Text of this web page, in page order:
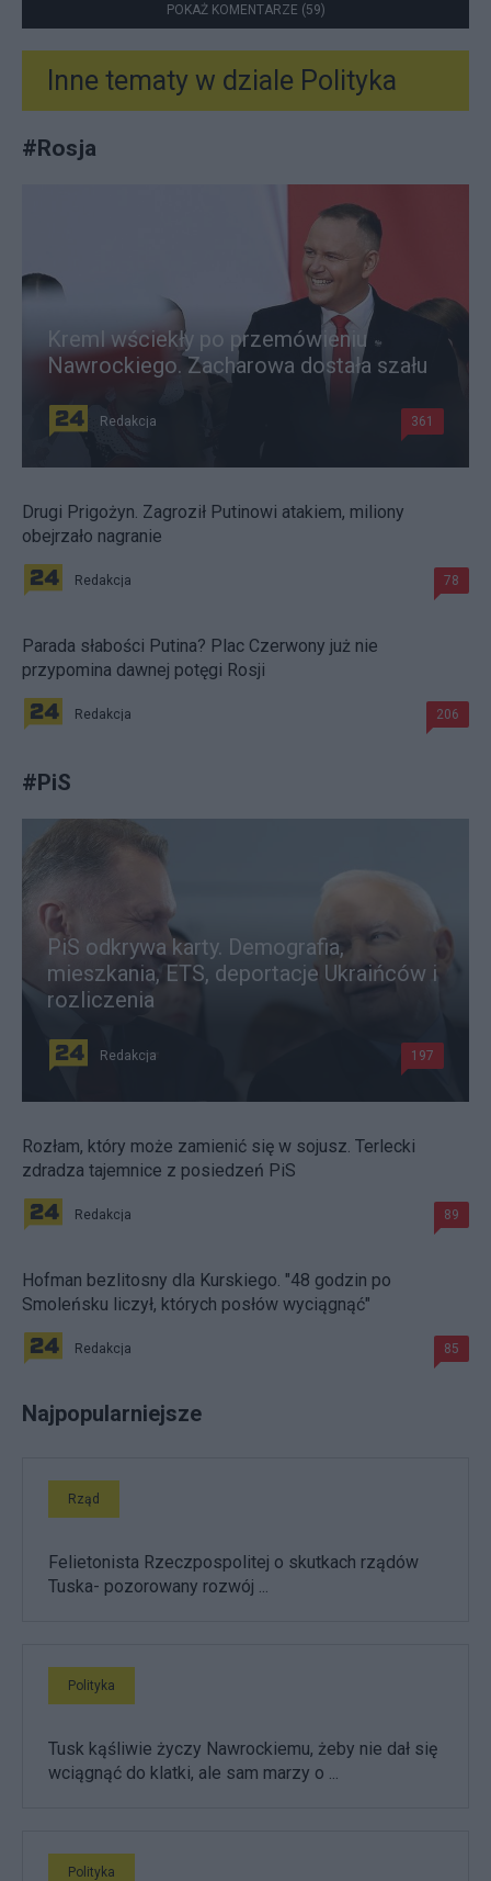
POKAŻ KOMENTARZE (59)
Inne tematy w dziale Polityka
#Rosja
Kreml wściekły po przemówieniu
Nawrockiego. Zacharowa dostała szału
Redakcja 361
Drugi Prigożyn. Zagroził Putinowi atakiem, miliony
obejrzało nagranie
Redakcja 78
Parada słabości Putina? Plac Czerwony już nie
przypomina dawnej potęgi Rosji
Redakcja 206
#PiS
PiS odkrywa karty. Demografia,
mieszkania, ETS, deportacje Ukraińców i
rozliczenia
Redakcja 197
Rozłam, który może zamienić się w sojusz. Terlecki
zdradza tajemnice z posiedzeń PiS
Redakcja 89
Hofman bezlitosny dla Kurskiego. "48 godzin po
Smoleńsku liczył, których posłów wyciągnąć"
Redakcja 85
Najpopularniejsze
Rząd
Felietonista Rzeczpospolitej o skutkach rządów
Tuska- pozorowany rozwój ...
Polityka
Tusk kąśliwie życzy Nawrockiemu, żeby nie dał się
wciągnąć do klatki, ale sam marzy o ...
Polityka